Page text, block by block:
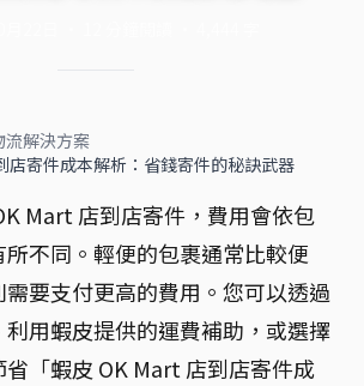
流解決方案
店寄件成本解析：省錢寄件的秘訣武器
Mart 店到店寄件，費用會依包
不同。輕便的包裹通常比較便
要支付更高的費用。您可以透過
用蝦皮提供的運費補助，或選擇
「蝦皮 OK Mart 店到店寄件成